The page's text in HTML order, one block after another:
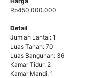
Rp450.000.000
Detail
Jumlah Lantai: 1
Luas Tanah: 70
Luas Bangunan: 36
Kamar Tidur: 2
Kamar Mandi: 1